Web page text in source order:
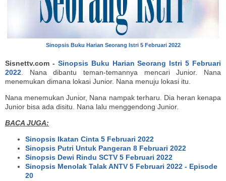
Sinopsis Buku Harian Seorang Istri 5 Februari 2022
Sisnettv.com - Sinopsis Buku Harian Seorang Istri 5 Februari
2022 . Nana dibantu teman-temannya mencari Junior. Nana
menemukan dimana lokasi Junior. Nana menuju lokasi itu.
Nana menemukan Junior, Nana nampak terharu. Dia heran kenapa
Junior bisa ada disitu. Nana lalu menggendong Junior.
BACA JUGA:
Sinopsis Ikatan Cinta 5 Februari 2022
Sinopsis Putri Untuk Pangeran 8 Februari 2022
Sinopsis Dewi Rindu SCTV 5 Februari 2022
Sinopsis Menolak Talak ANTV 5 Februari 2022 - Episode
20